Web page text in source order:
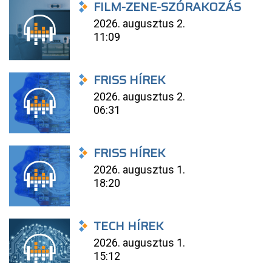
FILM-ZENE-SZÓRAKOZÁS
2026. augusztus 2.
11:09
FRISS HÍREK
2026. augusztus 2.
06:31
FRISS HÍREK
2026. augusztus 1.
18:20
TECH HÍREK
2026. augusztus 1.
15:12